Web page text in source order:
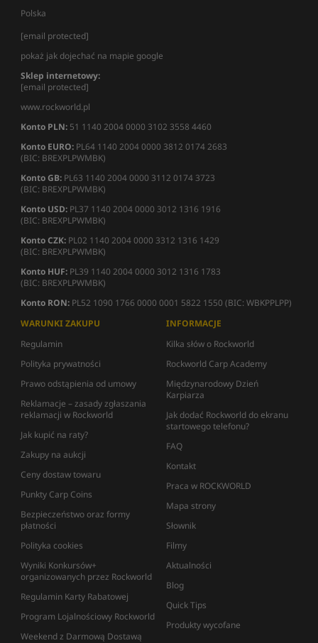
Polska
[email protected]
pokaż jak dojechać na mapie google
Sklep internetowy:
[email protected]
www.rockworld.pl
Konto PLN: 51 1140 2004 0000 3102 3558 4460
Konto EURO: PL64 1140 2004 0000 3812 0174 2683
(BIC: BREXPLPWMBK)
Konto GB: PL63 1140 2004 0000 3112 0174 3723
(BIC: BREXPLPWMBK)
Konto USD: PL37 1140 2004 0000 3012 1316 1916
(BIC: BREXPLPWMBK)
Konto CZK: PL02 1140 2004 0000 3312 1316 1429
(BIC: BREXPLPWMBK)
Konto HUF: PL39 1140 2004 0000 3012 1316 1783
(BIC: BREXPLPWMBK)
Konto RON: PL52 1090 1766 0000 0001 5822 1550 (BIC: WBKPPLPP)
WARUNKI ZAKUPU
Regulamin
Polityka prywatności
Prawo odstąpienia od umowy
Reklamacje – zasady zgłaszania
reklamacji w Rockworld
Jak kupić na raty?
Zakupy na aukcji
Ceny dostaw towaru
Punkty Carp Coins
Bezpieczeństwo oraz formy
płatności
Polityka cookies
Wyniki Konkursów+
organizowanych przez Rockworld
Regulamin Karty Rabatowej
Program Lojalnościowy Rockworld
Weekend z Darmową Dostawą
INFORMACJE
Kilka słów o Rockworld
Rockworld Carp Academy
Międzynarodowy Dzień
Karpiarza
Jak dodać Rockworld do ekranu
startowego telefonu?
FAQ
Kontakt
Praca w ROCKWORLD
Mapa strony
Słownik
Filmy
Aktualności
Blog
Quick Tips
Produkty wycofane